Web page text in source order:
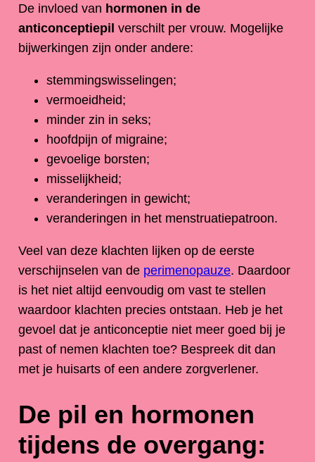
De invloed van hormonen in de
anticonceptiepil verschilt per vrouw. Mogelijke
bijwerkingen zijn onder andere:
stemmingswisselingen;
vermoeidheid;
minder zin in seks;
hoofdpijn of migraine;
gevoelige borsten;
misselijkheid;
veranderingen in gewicht;
veranderingen in het menstruatiepatroon.
Veel van deze klachten lijken op de eerste
verschijnselen van de perimenopauze. Daardoor
is het niet altijd eenvoudig om vast te stellen
waardoor klachten precies ontstaan. Heb je het
gevoel dat je anticonceptie niet meer goed bij je
past of nemen klachten toe? Bespreek dit dan
met je huisarts of een andere zorgverlener.
De pil en hormonen
tijdens de overgang: